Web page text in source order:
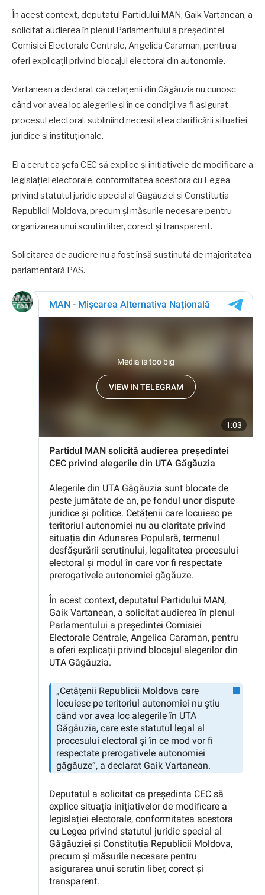
În acest context, deputatul Partidului MAN, Gaik Vartanean, a
solicitat audierea în plenul Parlamentului a președintei
Comisiei Electorale Centrale, Angelica Caraman, pentru a
oferi explicații privind blocajul electoral din autonomie.
Vartanean a declarat că cetățenii din Găgăuzia nu cunosc
când vor avea loc alegerile și în ce condiții va fi asigurat
procesul electoral, subliniind necesitatea clarificării situației
juridice și instituționale.
El a cerut ca șefa CEC să explice și inițiativele de modificare a
legislației electorale, conformitatea acestora cu Legea
privind statutul juridic special al Găgăuziei și Constituția
Republicii Moldova, precum și măsurile necesare pentru
organizarea unui scrutin liber, corect și transparent.
Solicitarea de audiere nu a fost însă susținută de majoritatea
parlamentară PAS.